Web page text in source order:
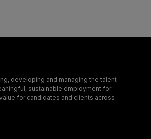
developing and managing the talent
sustainable employment for
for candidates and clients across